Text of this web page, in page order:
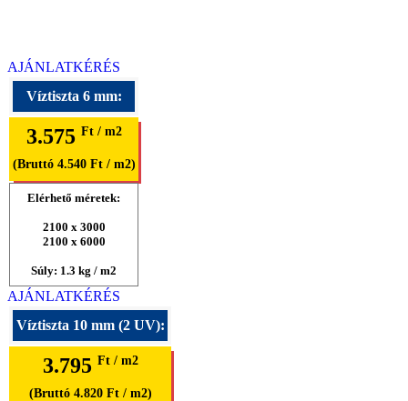
AJÁNLATKÉRÉS
Víztiszta 6 mm:
3.575 Ft / m2
(Bruttó 4.540 Ft / m2)
Elérhető méretek:
2100 x 3000
2100 x 6000
Súly: 1.3 kg / m2
AJÁNLATKÉRÉS
Víztiszta 10 mm (2 UV):
3.795 Ft / m2
(Bruttó 4.820 Ft / m2)